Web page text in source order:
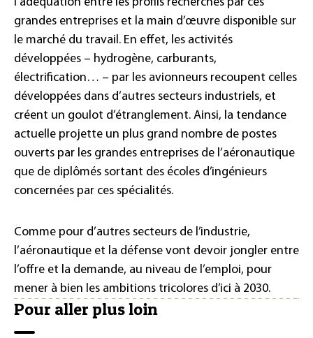
grandes entreprises et la main d’œuvre disponible sur
le marché du travail. En effet, les activités
développées – hydrogène, carburants,
électrification… – par les avionneurs recoupent celles
développées dans d’autres secteurs industriels, et
créent un goulot d’étranglement. Ainsi, la tendance
actuelle projette un plus grand nombre de postes
ouverts par les grandes entreprises de l’aéronautique
que de diplômés sortant des écoles d’ingénieurs
concernées par ces spécialités.
Comme pour d’autres secteurs de l’industrie,
l’aéronautique et la défense vont devoir jongler entre
l’offre et la demande, au niveau de l’emploi, pour
mener à bien les ambitions tricolores d’ici à 2030.
Pour aller plus loin